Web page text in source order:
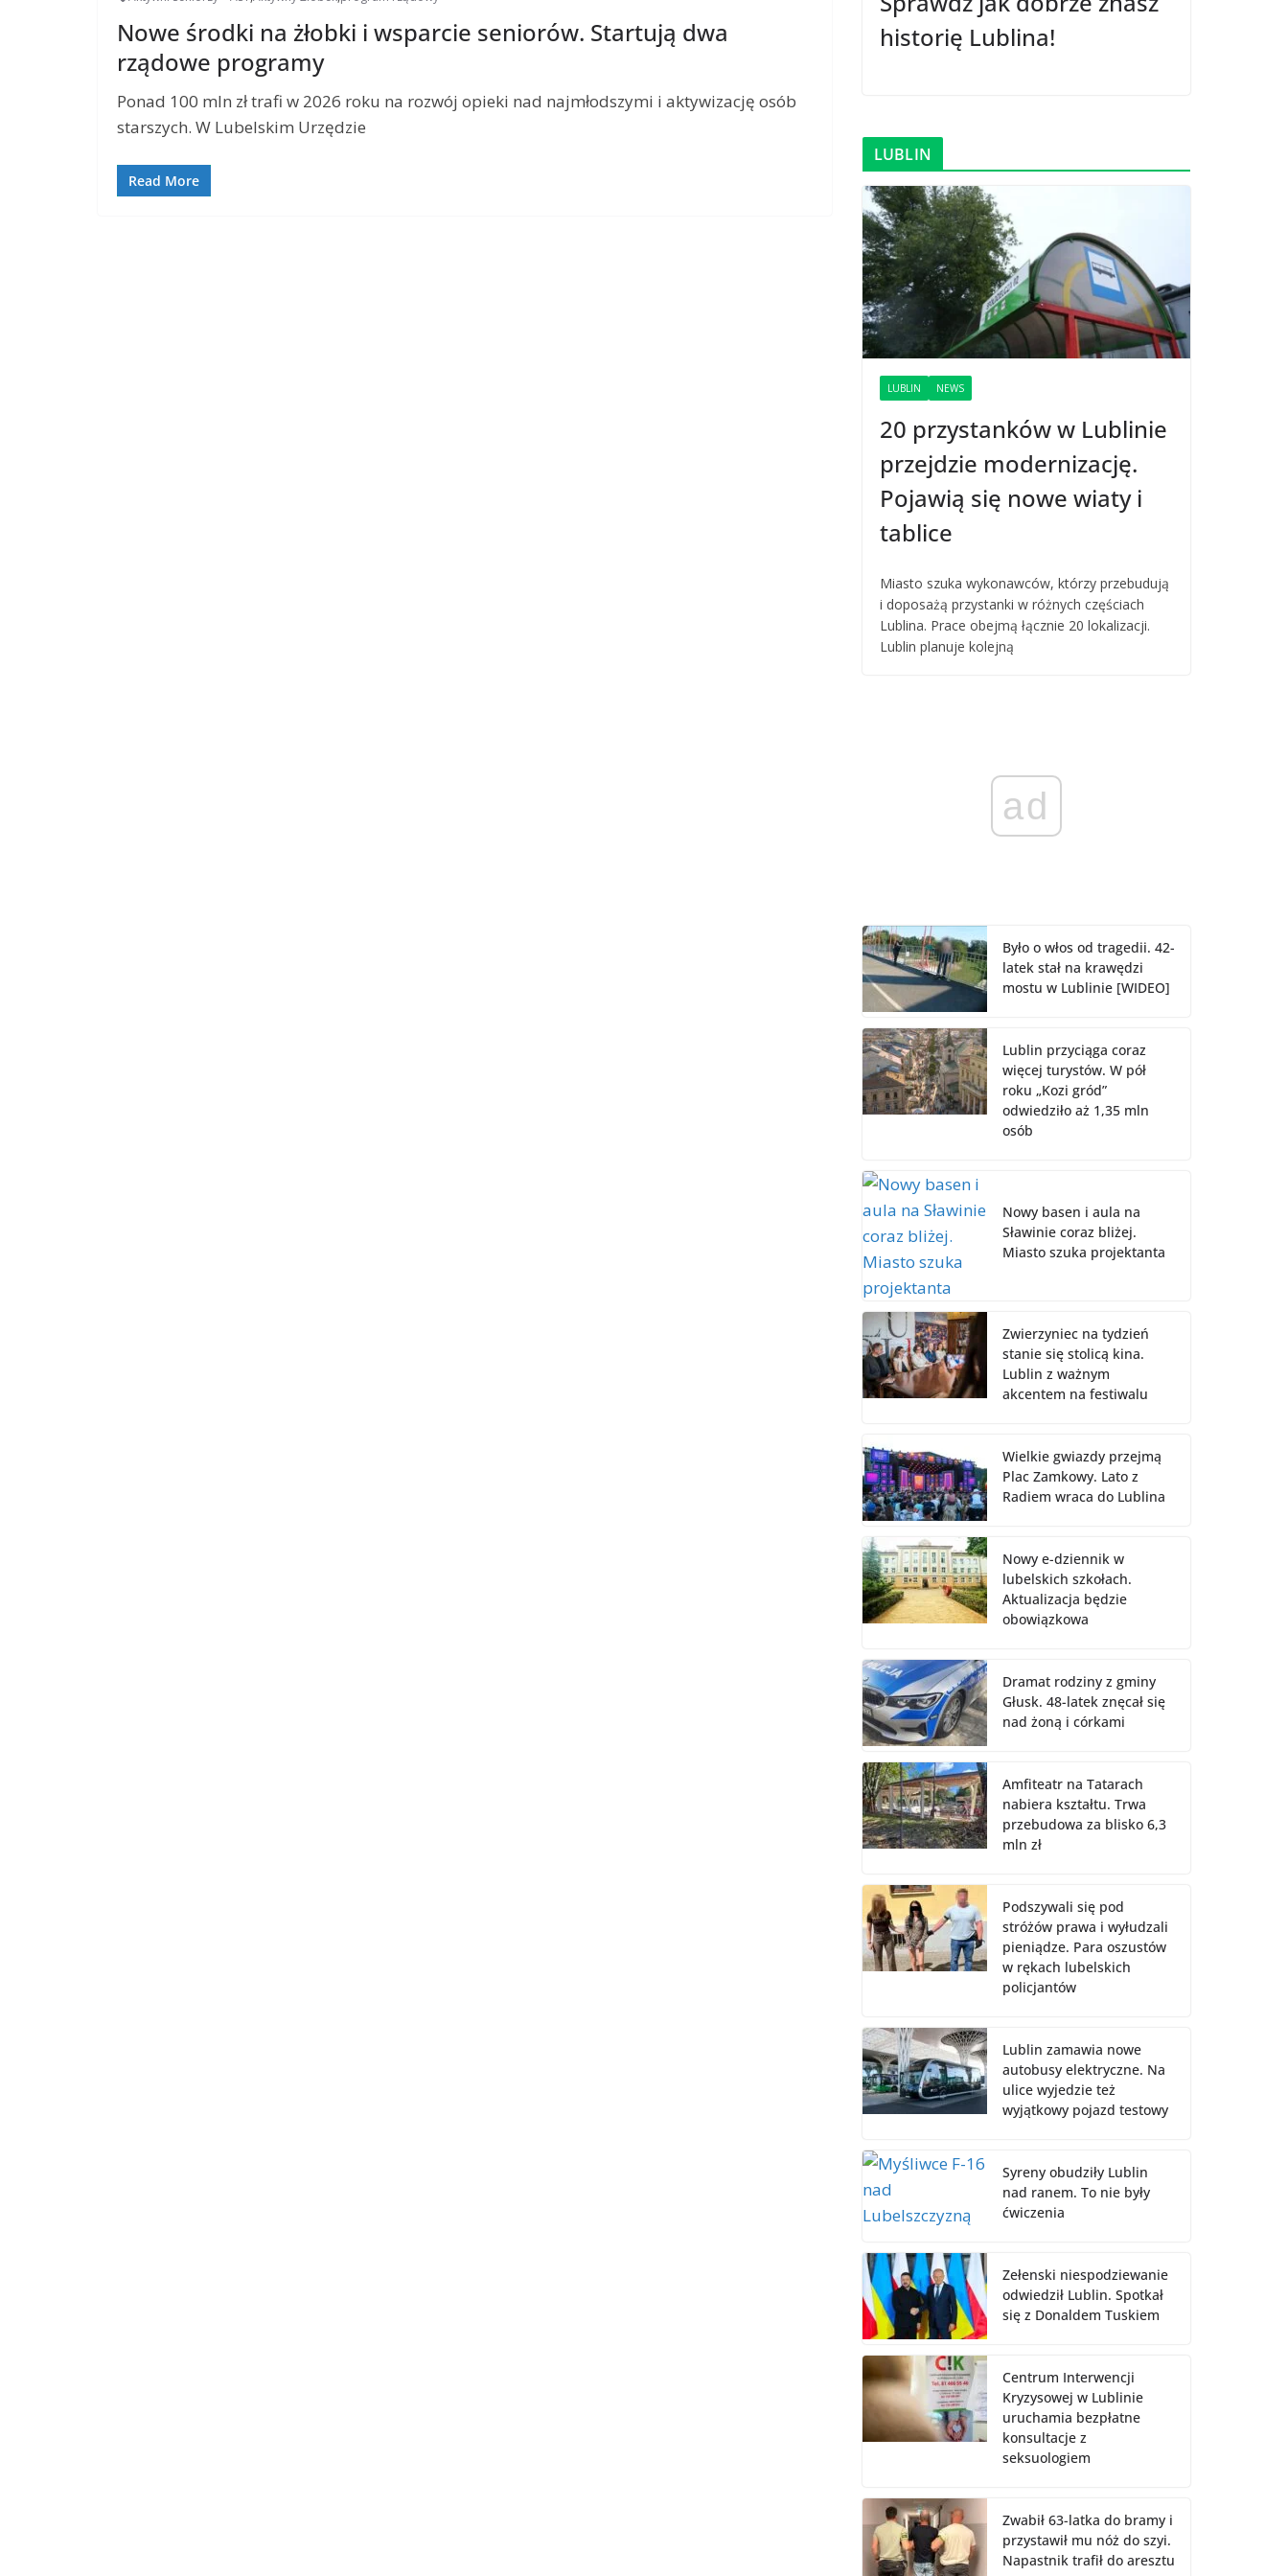
Nowe środki na żłobki i wsparcie seniorów. Startują dwa
rządowe programy
Ponad 100 mln zł trafi w 2026 roku na rozwój opieki nad najmłodszymi i aktywizację osób
starszych. W Lubelskim Urzędzie
Read More
historię Lublina!
LUBLIN
LUBLIN NEWS
20 przystanków w Lublinie
przejdzie modernizację.
Pojawią się nowe wiaty i
tablice
Miasto szuka wykonawców, którzy przebudują
i doposażą przystanki w różnych częściach
Lublina. Prace obejmą łącznie 20 lokalizacji.
Lublin planuje kolejną
ad
Było o włos od tragedii. 42-
latek stał na krawędzi
mostu w Lublinie [WIDEO]
Lublin przyciąga coraz
więcej turystów. W pół
roku „Kozi gród”
odwiedziło aż 1,35 mln
osób
Nowy basen i aula na
Sławinie coraz bliżej.
Miasto szuka projektanta
Zwierzyniec na tydzień
stanie się stolicą kina.
Lublin z ważnym
akcentem na festiwalu
Wielkie gwiazdy przejmą
Plac Zamkowy. Lato z
Radiem wraca do Lublina
Nowy e-dziennik w
lubelskich szkołach.
Aktualizacja będzie
obowiązkowa
Dramat rodziny z gminy
Głusk. 48-latek znęcał się
nad żoną i córkami
Amfiteatr na Tatarach
nabiera kształtu. Trwa
przebudowa za blisko 6,3
mln zł
Podszywali się pod
stróżów prawa i wyłudzali
pieniądze. Para oszustów
w rękach lubelskich
policjantów
Lublin zamawia nowe
autobusy elektryczne. Na
ulice wyjedzie też
wyjątkowy pojazd testowy
Syreny obudziły Lublin
nad ranem. To nie były
ćwiczenia
Zełenski niespodziewanie
odwiedził Lublin. Spotkał
się z Donaldem Tuskiem
Centrum Interwencji
Kryzysowej w Lublinie
uruchamia bezpłatne
konsultacje z
seksuologiem
Zwabił 63-latka do bramy i
przystawił mu nóż do szyi.
Napastnik trafił do aresztu